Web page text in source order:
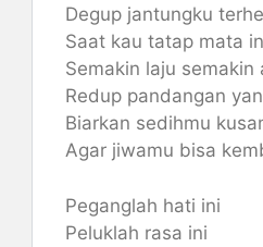
Degup jantungku
Saat kau tatap mata
Semakin laju semakin
Redup pandangan
Biarkan sedihmu
Agar jiwamu bisa
Peganglah hati ini
Peluklah rasa ini